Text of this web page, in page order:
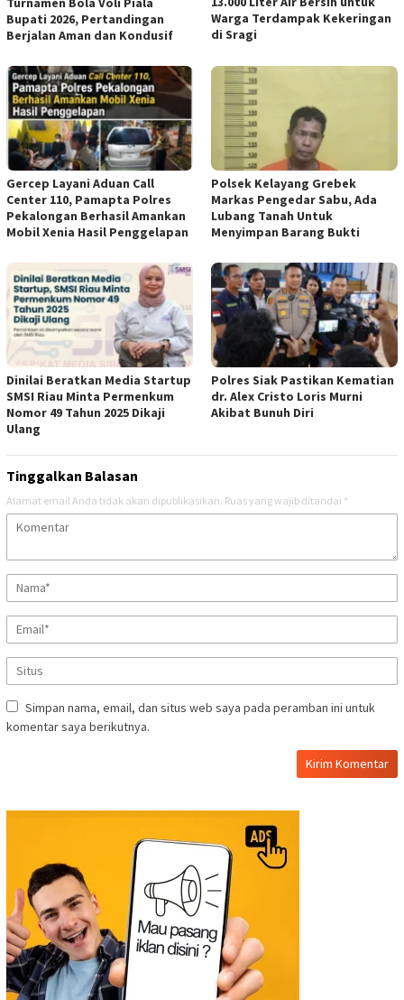
Bupati 2026, Pertandingan
Berjalan Aman dan Kondusif
Warga Terdampak Kekeringan
di Sragi
Gercep Layani Aduan Call
Center 110, Pamapta Polres
Pekalongan Berhasil Amankan
Mobil Xenia Hasil Penggelapan
Polsek Kelayang Grebek
Markas Pengedar Sabu, Ada
Lubang Tanah Untuk
Menyimpan Barang Bukti
Dinilai Beratkan Media Startup
SMSI Riau Minta Permenkum
Nomor 49 Tahun 2025 Dikaji
Ulang
Polres Siak Pastikan Kematian
dr. Alex Cristo Loris Murni
Akibat Bunuh Diri
Tinggalkan Balasan
Alamat email Anda tidak akan dipublikasikan. Ruas yang wajib ditandai *
Simpan nama, email, dan situs web saya pada peramban ini untuk
komentar saya berikutnya.